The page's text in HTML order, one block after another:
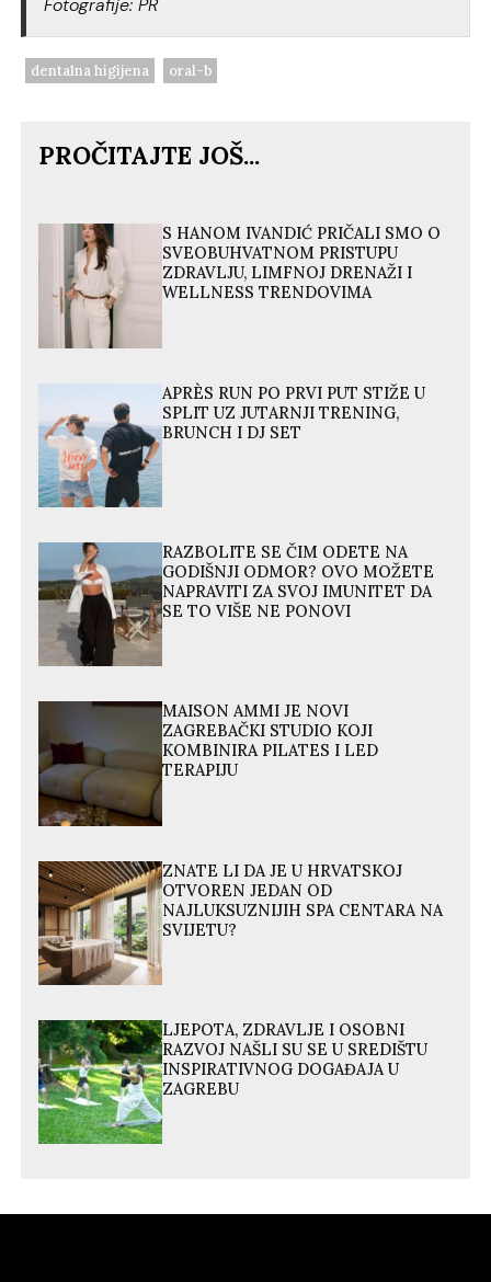
dentalna higijena oral-b
PROČITAJTE JOŠ...
S HANOM IVANDIĆ PRIČALI SMO O
SVEOBUHVATNOM PRISTUPU
ZDRAVLJU, LIMFNOJ DRENAŽI I
WELLNESS TRENDOVIMA
APRÈS RUN PO PRVI PUT STIŽE U
SPLIT UZ JUTARNJI TRENING,
BRUNCH I DJ SET
RAZBOLITE SE ČIM ODETE NA
GODIŠNJI ODMOR? OVO MOŽETE
NAPRAVITI ZA SVOJ IMUNITET DA
SE TO VIŠE NE PONOVI
MAISON AMMI JE NOVI
ZAGREBAČKI STUDIO KOJI
KOMBINIRA PILATES I LED
TERAPIJU
ZNATE LI DA JE U HRVATSKOJ
OTVOREN JEDAN OD
NAJLUKSUZNIJIH SPA CENTARA NA
SVIJETU?
LJEPOTA, ZDRAVLJE I OSOBNI
RAZVOJ NAŠLI SU SE U SREDIŠTU
INSPIRATIVNOG DOGAĐAJA U
ZAGREBU